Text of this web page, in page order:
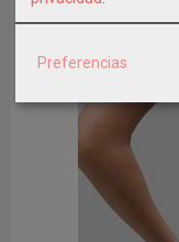
Preferencias